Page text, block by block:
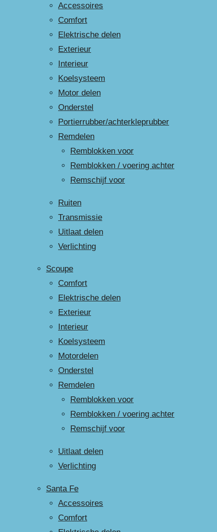
Accessoires
Comfort
Elektrische delen
Exterieur
Interieur
Koelsysteem
Motor delen
Onderstel
Portierrubber/achterkleprubber
Remdelen
Remblokken voor
Remblokken / voering achter
Remschijf voor
Ruiten
Transmissie
Uitlaat delen
Verlichting
Scoupe
Comfort
Elektrische delen
Exterieur
Interieur
Koelsysteem
Motordelen
Onderstel
Remdelen
Remblokken voor
Remblokken / voering achter
Remschijf voor
Uitlaat delen
Verlichting
Santa Fe
Accessoires
Comfort